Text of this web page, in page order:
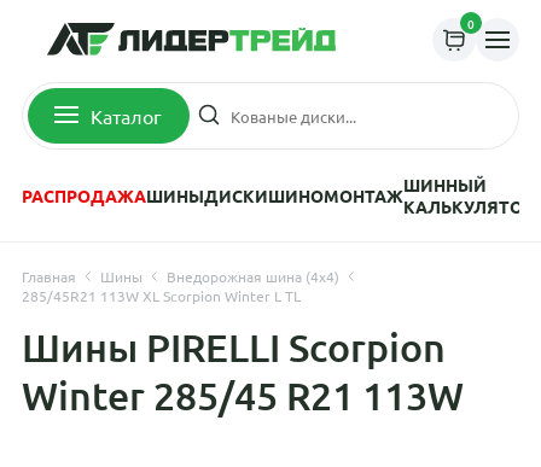
0
Каталог
РАСПРОДАЖАШИНЫДИСКИШИНОМОНТАЖШИННЫЙ
КАЛЬКУЛЯТОР
Главная Шины
Внедорожная шина (4х4)
285/45R21 113W XL Scorpion Winter L TL
Шины PIRELLI Scorpion
Winter 285/45 R21 113W